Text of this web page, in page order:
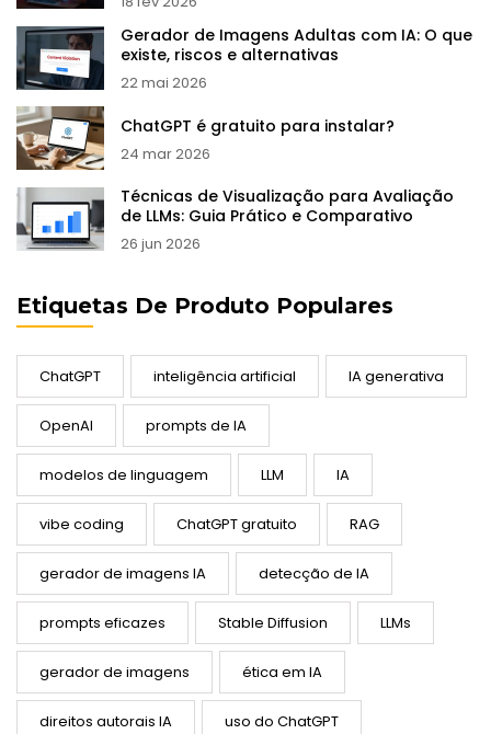
Gerador de Imagens Adultas com IA: O que
existe, riscos e alternativas
22 mai 2026
ChatGPT é gratuito para instalar?
24 mar 2026
Técnicas de Visualização para Avaliação
de LLMs: Guia Prático e Comparativo
26 jun 2026
Etiquetas De Produto Populares
ChatGPT inteligência artificial IA generativa
OpenAI prompts de IA
modelos de linguagem LLM IA
vibe coding ChatGPT gratuito RAG
gerador de imagens IA detecção de IA
prompts eficazes Stable Diffusion LLMs
gerador de imagens ética em IA
direitos autorais IA uso do ChatGPT